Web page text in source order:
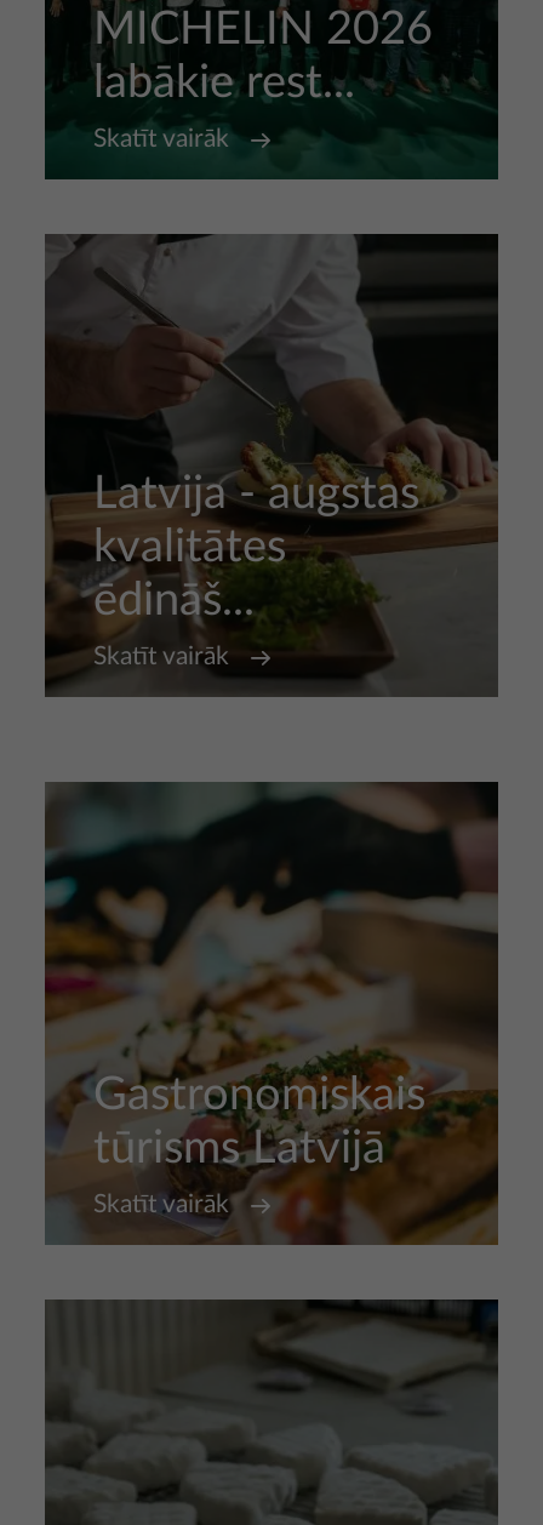
MICHELIN 2026
labākie rest...
Skatīt vairāk
Latvija - augstas
kvalitātes
ēdināš...
Skatīt vairāk
Gastronomiskais
tūrisms Latvijā
Skatīt vairāk